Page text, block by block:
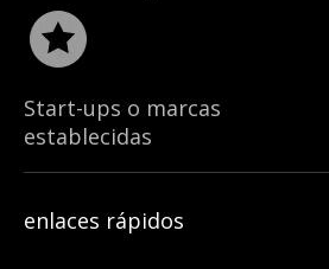
Start-ups o marcas
establecidas
enlaces rápidos